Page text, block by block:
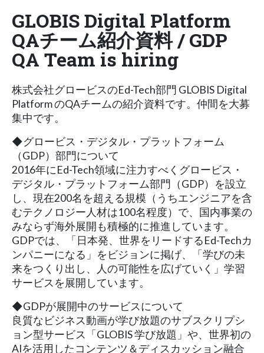
GLOBIS Digital Platform
QAチーム紹介資料 / GDP
QA Team is hiring
株式会社グロービスのEd-Tech部門 GLOBIS Digital
Platform のQAチームの紹介資料です。仲間を大募
集中です。
◆グロービス・デジタル・プラットフォーム
（GDP）部門について
2016年にEd-Tech領域に注力すべくグロービス・
デジタル・プラットフォーム部門（GDP）を設立
し、現在200名を超える規模（うちエンジニアを含
むテクノロジー人材は100名程度）で、国内事業の
みならず海外展開も積極的に推進しています。
GDPでは、「日本発、世界をリードするEd-Techカ
ンパニーになる」をビジョンに掲げ、「学びの未
来をつくり出し、人の可能性を広げていく」学習
サービスを展開しています。
◆GDPが展開中のサービスについて
良質なビジネス動画が学び放題のサブスクリプシ
ョン型サービス「GLOBIS 学び放題」や、世界初の
AIを活用したコンテンツ＆ディスカッション融合